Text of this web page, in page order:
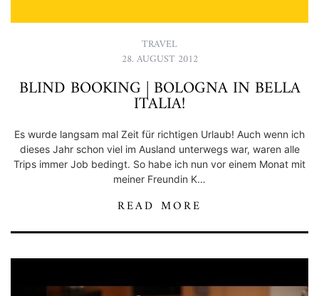
TRAVEL
28. AUGUST 2012
BLIND BOOKING | BOLOGNA IN BELLA
ITALIA!
Es wurde langsam mal Zeit für richtigen Urlaub! Auch wenn ich
dieses Jahr schon viel im Ausland unterwegs war, waren alle
Trips immer Job bedingt. So habe ich nun vor einem Monat mit
meiner Freundin K…
READ MORE